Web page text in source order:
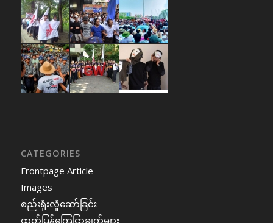
CATEGORIES
Frontpage Article
Images
စည်းရုံးလှုံဆော်ခြင်း
ထုတ်ပြန်ကြေငြာချက်များ